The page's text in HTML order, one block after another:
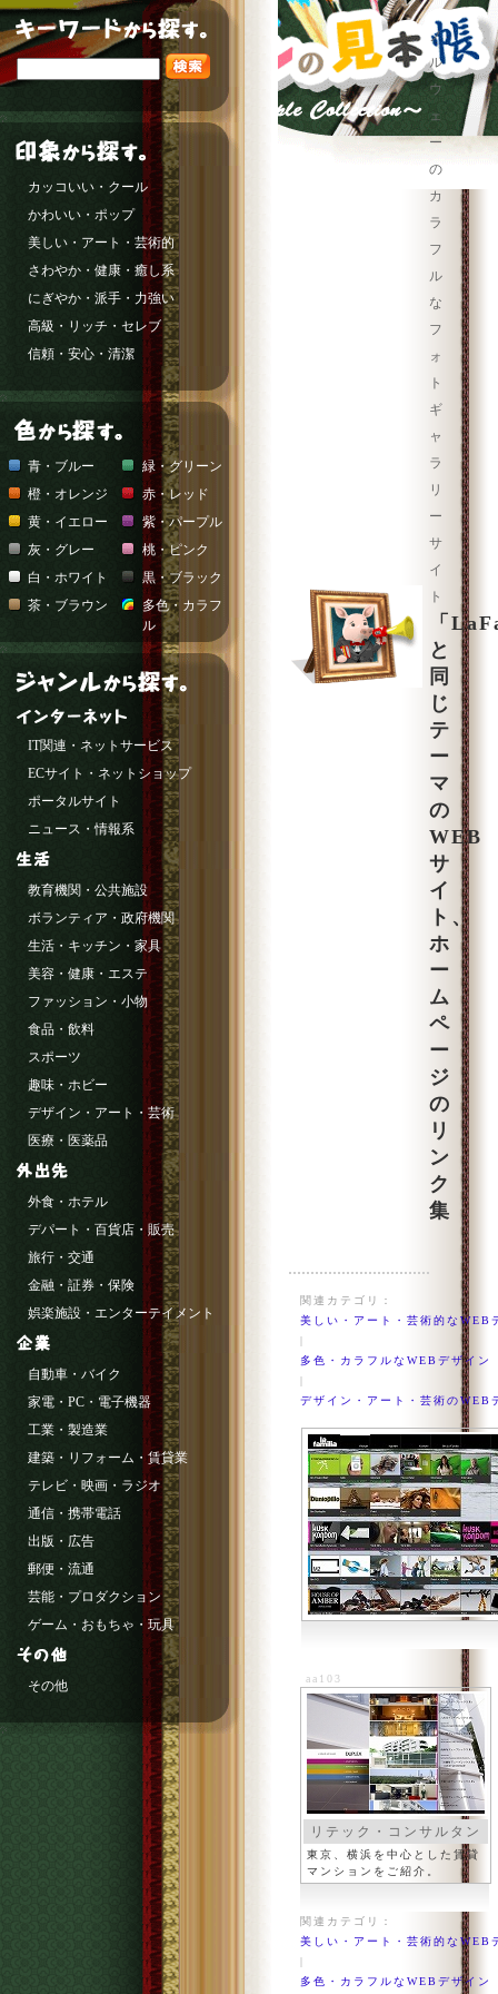
ノ
ル
ウ
ェ
ー
の
カ
ラ
フ
ル
な
フ
ォ
ト
ギ
ャ
ラ
リ
ー
サ
イ
ト
「
と
同
じ
テ
ー
マ
の
WEB
サ
イ
ト、
ホ
ー
ム
ペ
ー
ジ
の
リ
ン
ク
集
関連カテゴリ：
美しい・アート・芸術的なWEB
|
多色・カラフルなWEBデザイン
|
デザイン・アート・芸術のWEB
aa103
リテック・コンサルタン
ツ
東京、横浜を中心とした賃貸
マンションをご紹介。
関連カテゴリ：
美しい・アート・芸術的なWEB
|
多色・カラフルなWEBデザイン
カッコいい・クール
かわいい・ポップ
美しい・アート・芸術的
さわやか・健康・癒し系
にぎやか・派手・力強い
高級・リッチ・セレブ
信頼・安心・清潔
青・ブルー
緑・グリーン
橙・オレンジ
赤・レッド
黄・イエロー
紫・パープル
灰・グレー
桃・ピンク
白・ホワイト
黒・ブラック
茶・ブラウン
多色・カラフ
ル
IT関連・ネットサービス
ECサイト・ネットショップ
ポータルサイト
ニュース・情報系
教育機関・公共施設
ボランティア・政府機関
生活・キッチン・家具
美容・健康・エステ
ファッション・小物
食品・飲料
スポーツ
趣味・ホビー
デザイン・アート・芸術
医療・医薬品
外食・ホテル
デパート・百貨店・販売
旅行・交通
金融・証券・保険
娯楽施設・エンターテイメント
自動車・バイク
家電・PC・電子機器
工業・製造業
建築・リフォーム・賃貸業
テレビ・映画・ラジオ
通信・携帯電話
出版・広告
郵便・流通
芸能・プロダクション
ゲーム・おもちゃ・玩具
その他